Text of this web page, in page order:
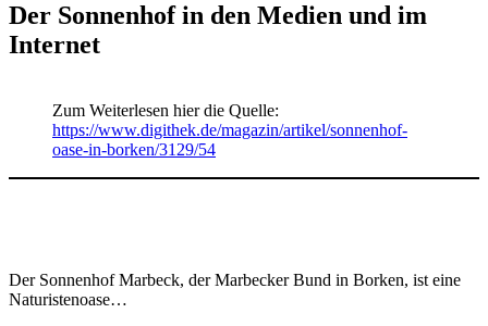
Der Sonnenhof in den Medien und im
Internet
Zum Weiterlesen hier die Quelle:
https://www.digithek.de/magazin/artikel/sonnenhof-
oase-in-borken/3129/54
Der Sonnenhof Marbeck, der Marbecker Bund in Borken, ist eine
Naturistenoase…